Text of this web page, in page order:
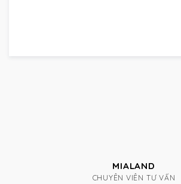
MIALAND
CHUYÊN VIÊN TƯ VẤN